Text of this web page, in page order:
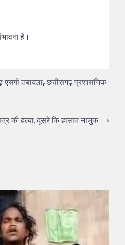
है।
एसपी तबादला,छत्तीसगढ़ प्रशासनिक
की हत्या, दूसरे कि हालात नाजुक⟶